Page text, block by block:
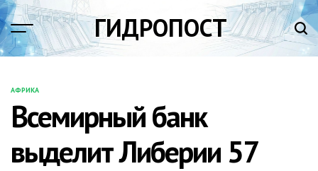
Перейти
к
содержимому
ГИДРОПОСТ
ОПУБЛИКОВАНО
В
АФРИКА
Всемирный банк
выделит Либерии 57